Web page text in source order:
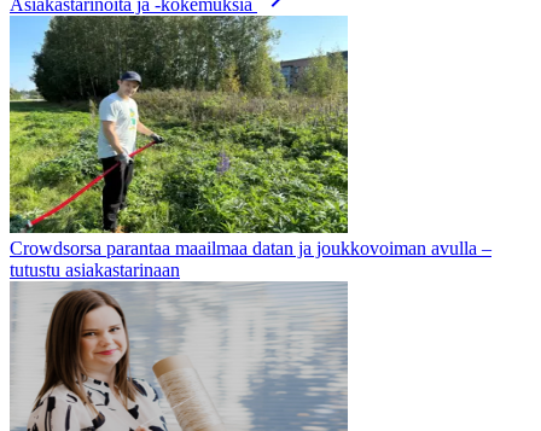
Crowdsorsa parantaa maailmaa datan ja joukkovoiman avulla –
tutustu asiakastarinaan